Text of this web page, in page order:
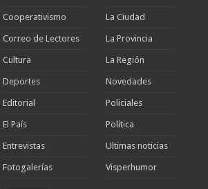
Cooperativismo
Correo de Lectores
Cultura
Deportes
Editorial
El País
Entrevistas
Fotogalerías
La Ciudad
La Provincia
La Región
Novedades
Policiales
Política
Ultimas noticias
Visperhumor